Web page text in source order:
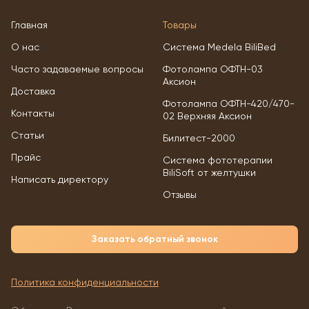
Главная
О нас
Часто задаваемые вопросы
Доставка
Контакты
Статьи
Прайс
Написать директору
Товары
Система Medela BiliBed
Фотолампа ОФТН-03
Аксион
Фотолампа ОФТН-420/470-
02 Верхняя Аксион
Билитест-2000
Система фототерапии
BiliSoft от желтушки
Отзывы
Заказать обратный звонок
Политика конфиденциальности